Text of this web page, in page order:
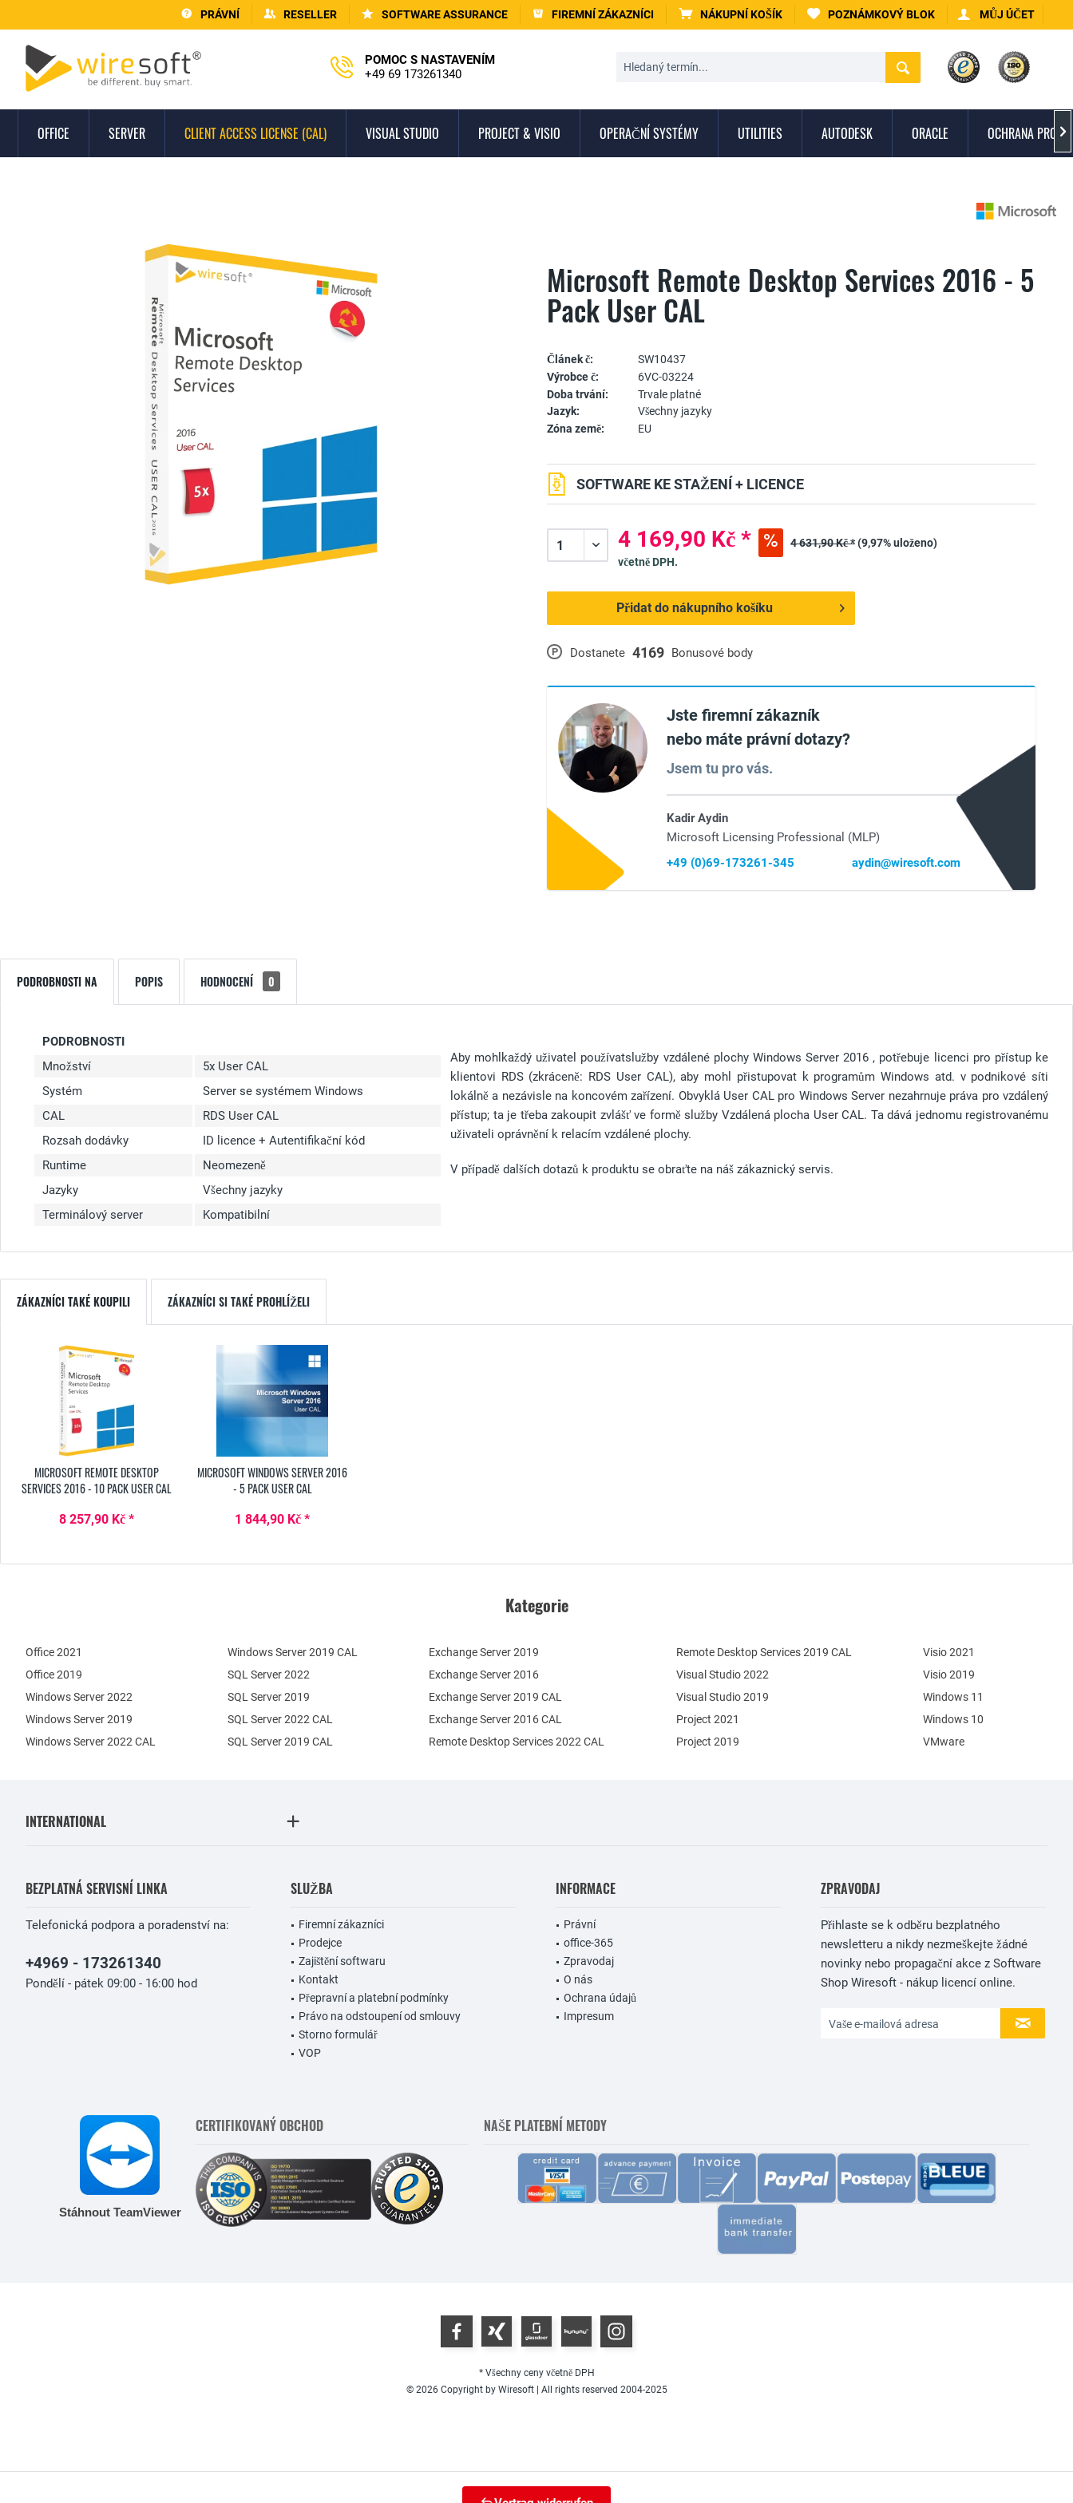
PRÁVNÍ RESELLER SOFTWARE ASSURANCE FIREMNÍ ZÁKAZNÍCI NÁKUPNÍ KOŠÍK POZNÁMKOVÝ BLOK MŮJ ÚČET
POMOC S NASTAVENÍM
+49 69 173261340
OFFICE SERVER CLIENT ACCESS LICENSE (CAL) VISUAL STUDIO PROJECT & VISIO OPERAČNÍ SYSTÉMY UTILITIES AUTODESK ORACLE OCHRANA PROTI

Microsoft Remote Desktop Services 2016 - 5
Pack User CAL
Článek č:
SW10437
Výrobce č:
6VC-03224
Doba trvání:
Trvale platné
Jazyk:
Všechny jazyky
Zóna země:
EU
P Dostanete 4169 Bonusové body
SOFTWARE KE STAŽENÍ + LICENCE
4 169,90 Kč * 4 631,90 Kč *(9,97% uloženo)
včetně DPH.
Přidat do nákupního košíku
Jste firemní zákazník
nebo máte právní dotazy?
Jsem tu pro vás.
Kadir Aydin
Microsoft Licensing Professional (MLP)
+49 (0)69-173261-345
aydin@wiresoft.com
PODROBNOSTI NA POPIS HODNOCENÍ 0
PODROBNOSTI
Množství
5x User CAL
Systém
Server se systémem Windows
CAL
RDS User CAL
Rozsah dodávky
ID licence + Autentifikační kód
Runtime
Neomezeně
Jazyky
Všechny jazyky
Terminálový server
Kompatibilní
Aby mohl každý uživatel používatslužby vzdálené plochy Windows Server 2016 , potřebuje licenci pro přístup ke
klientovi RDS (zkráceně: RDS User CAL), aby mohl přistupovat k programům Windows atd. v podnikové síti
lokálně a nezávisle na koncovém zařízení. Obvyklá User CAL pro Windows Server nezahrnuje práva pro vzdálený
přístup; ta je třeba zakoupit zvlášť ve formě služby Vzdálená plocha User CAL. Ta dává jednomu registrovanému
uživateli oprávnění k relacím vzdálené plochy.
V případě dalších dotazů k produktu se obraťte na náš zákaznický servis.
ZÁKAZNÍCI TAKÉ KOUPILI ZÁKAZNÍCI SI TAKÉ PROHLÍŽELI
MICROSOFT REMOTE DESKTOP
SERVICES 2016 - 10 PACK USER CAL
8 257,90 Kč *
MICROSOFT WINDOWS SERVER 2016
- 5 PACK USER CAL
1 844,90 Kč *
Kategorie
Office 2021
Office 2019
Windows Server 2022
Windows Server 2019
Exchange Server 2019
Exchange Server 2016
SQL Server 2022
SQL Server 2019
Windows Server 2022 CAL
Windows Server 2019 CAL
SQL Server 2022 CAL
SQL Server 2019 CAL
Remote Desktop Services 2022 CAL
Remote Desktop Services 2019 CAL
Exchange Server 2019 CAL
Exchange Server 2016 CAL
Visual Studio 2022
Visual Studio 2019
Project 2021
Project 2019
Visio 2021
Visio 2019
Windows 11
Windows 10
VMware
INTERNATIONAL
BEZPLATNÁ SERVISNÍ LINKA
Telefonická podpora a poradenství na:
+4969 - 173261340
Pondělí - pátek 09:00 - 16:00 hod
SLUŽBA
Firemní zákazníci
Prodejce
Zajištění softwaru
Kontakt
Přepravní a platební podmínky
Právo na odstoupení od smlouvy
Storno formulář
VOP
INFORMACE
Právní
office-365
Zpravodaj
O nás
Ochrana údajů
Impresum
ZPRAVODAJ
Přihlaste se k odběru bezplatného
newsletteru a nikdy nezmeškejte žádné
novinky nebo propagační akce z Software
Shop Wiresoft - nákup licencí online.
Stáhnout TeamViewer
CERTIFIKOVANÝ OBCHOD NAŠE PLATEBNÍ METODY
* Všechny ceny včetně DPH
© 2026 Copyright by Wiresoft | All rights reserved 2004-2025